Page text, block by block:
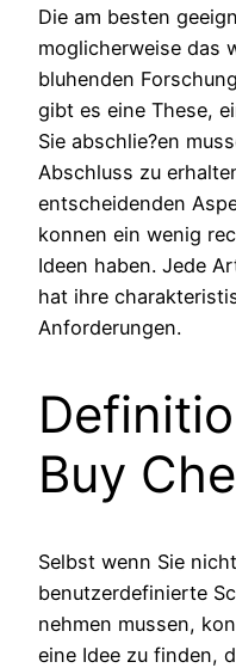
Die am besten
moglicherweise das
bluhenden
gibt es eine These,
Sie abschlie?en
Abschluss zu
entscheidenden
konnen ein wenig
Ideen haben. Jede
hat ihre
Anforderungen.
Buy
Selbst wenn Sie
benutzerdefinierte
nehmen mussen,
eine Idee zu finden,